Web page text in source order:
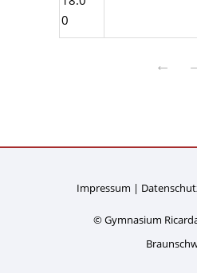
0
←
Impressum
© Gymnasium